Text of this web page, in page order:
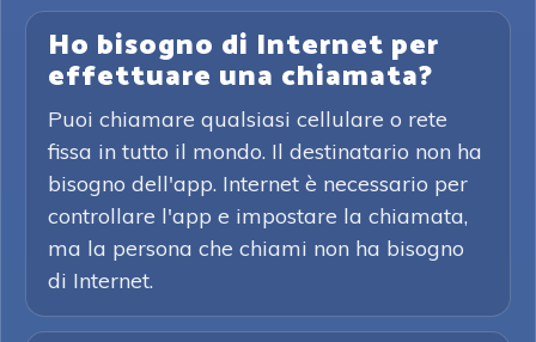
Ho bisogno di Internet per
effettuare una chiamata?
Puoi chiamare qualsiasi cellulare o rete
fissa in tutto il mondo. Il destinatario non ha
bisogno dell'app. Internet è necessario per
controllare l'app e impostare la chiamata,
ma la persona che chiami non ha bisogno
di Internet.